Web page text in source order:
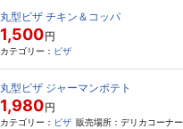
丸型ピザ チキン＆コッパ
1,500円
カテゴリー： ピザ
丸型ピザ ジャーマンポテト
1,980円
カテゴリー： ピザ 販売場所：デリカコーナー